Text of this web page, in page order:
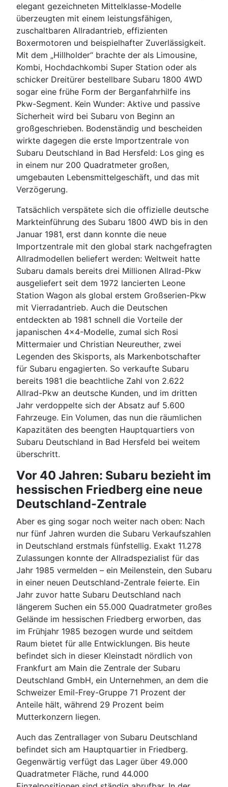
elegant gezeichneten Mittelklasse-Modelle
überzeugten mit einem leistungsfähigen,
zuschaltbaren Allradantrieb, effizienten
Boxermotoren und beispielhafter Zuverlässigkeit.
Mit dem „Hillholder“ brachte der als Limousine,
Kombi, Hochdachkombi Super Station oder als
schicker Dreitürer bestellbare Subaru 1800 4WD
sogar eine frühe Form der Berganfahrhilfe ins
Pkw-Segment. Kein Wunder: Aktive und passive
Sicherheit wird bei Subaru von Beginn an
großgeschrieben. Bodenständig und bescheiden
wirkte dagegen die erste Importzentrale von
Subaru Deutschland in Bad Hersfeld: Los ging es
in einem nur 200 Quadratmeter großen,
umgebauten Lebensmittelgeschäft, und das mit
Verzögerung.
Tatsächlich verspätete sich die offizielle deutsche
Markteinführung des Subaru 1800 4WD bis in den
Januar 1981, erst dann konnte die neue
Importzentrale mit den global stark nachgefragten
Allradmodellen beliefert werden: Weltweit hatte
Subaru damals bereits drei Millionen Allrad-Pkw
ausgeliefert seit dem 1972 lancierten Leone
Station Wagon als global erstem Großserien-Pkw
mit Vierradantrieb. Auch die Deutschen
entdeckten ab 1981 schnell die Vorteile der
japanischen 4x4-Modelle, zumal sich Rosi
Mittermaier und Christian Neureuther, zwei
Legenden des Skisports, als Markenbotschafter
für Subaru engagierten. So verkaufte Subaru
bereits 1981 die beachtliche Zahl von 2.622
Allrad-Pkw an deutsche Kunden, und im dritten
Jahr verdoppelte sich der Absatz auf 5.600
Fahrzeuge. Ein Volumen, das nun die räumlichen
Kapazitäten des beengten Hauptquartiers von
Subaru Deutschland in Bad Hersfeld bei weitem
überschritt.
Vor 40 Jahren: Subaru bezieht im
hessischen Friedberg eine neue
Deutschland-Zentrale
Aber es ging sogar noch weiter nach oben: Nach
nur fünf Jahren wurden die Subaru Verkaufszahlen
in Deutschland erstmals fünfstellig. Exakt 11.278
Zulassungen konnte der Allradspezialist für das
Jahr 1985 vermelden – ein Meilenstein, den Subaru
in einer neuen Deutschland-Zentrale feierte. Ein
Jahr zuvor hatte Subaru Deutschland nach
längerem Suchen ein 55.000 Quadratmeter großes
Gelände im hessischen Friedberg erworben, das
im Frühjahr 1985 bezogen wurde und seitdem
Raum bietet für alle Entwicklungen. Bis heute
befindet sich in dieser Kleinstadt nördlich von
Frankfurt am Main die Zentrale der Subaru
Deutschland GmbH, ein Unternehmen, an dem die
Schweizer Emil-Frey-Gruppe 71 Prozent der
Anteile hält, während 29 Prozent beim
Mutterkonzern liegen.
Auch das Zentrallager von Subaru Deutschland
befindet sich am Hauptquartier in Friedberg.
Gegenwärtig verfügt das Lager über 49.000
Quadratmeter Fläche, rund 44.000